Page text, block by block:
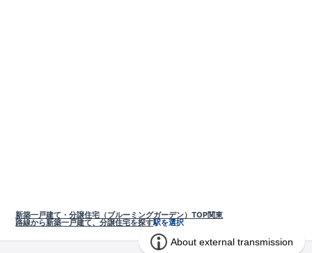
新築一戸建て・分譲住宅（ブルーミングガーデン）TOP関東
路線から新築一戸建て、分譲住宅を探す駅を選択